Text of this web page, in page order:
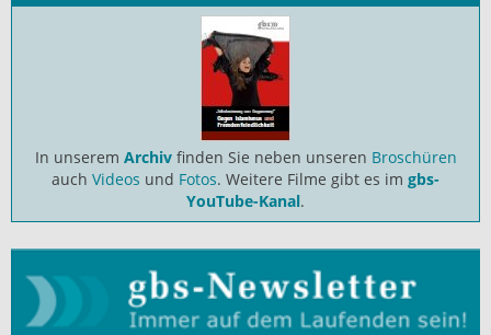
In unserem Archiv finden Sie neben unseren Broschüren
auch Videos und Fotos. Weitere Filme gibt es im gbs-
YouTube-Kanal.